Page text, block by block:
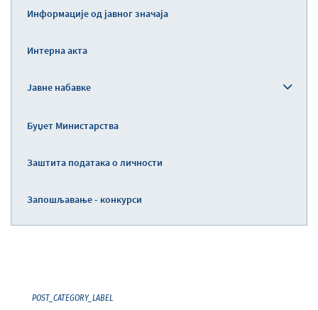
Информације од јавног значаја
Интерна акта
Јавне набавке
Буџет Министарства
Заштита података о личности
Запошљавање - конкурси
POST_CATEGORY_LABEL